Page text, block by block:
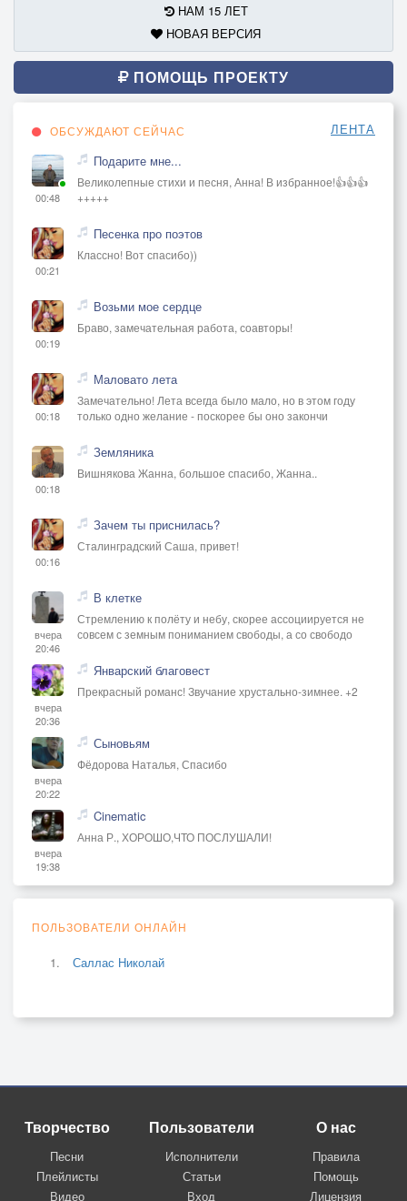
НАМ 15 ЛЕТ
НОВАЯ ВЕРСИЯ
ПОМОЩЬ ПРОЕКТУ
ОБСУЖДАЮТ СЕЙЧАС ЛЕНТА
00:48
Подарите мне...
Великолепные стихи и песня, Анна! В избранное!👍👍👍
+++++
00:21
Песенка про поэтов
Классно! Вот спасибо))
00:19
Возьми мое сердце
Браво, замечательная работа, соавторы!
00:18
Маловато лета
Замечательно! Лета всегда было мало, но в этом году
только одно желание - поскорее бы оно закончи
00:18
Земляника
Вишнякова Жанна, большое спасибо, Жанна..
00:16
Зачем ты приснилась?
Сталинградский Саша, привет!
вчера
20:46
В клетке
Стремлению к полёту и небу, скорее ассоциируется не
совсем с земным пониманием свободы, а со свободо
вчера
20:36
Январский благовест
Прекрасный романс! Звучание хрустально-зимнее. +2
вчера
20:22
Сыновьям
Фёдорова Наталья, Спасибо
вчера
19:38
Cinematic
Анна Р., ХОРОШО,ЧТО ПОСЛУШАЛИ!
ПОЛЬЗОВАТЕЛИ ОНЛАЙН
Саллас Николай
Творчество
Песни
Плейлисты
Видео
Пользователи
Исполнители
Статьи
Вход
О нас
Правила
Помощь
Лицензия